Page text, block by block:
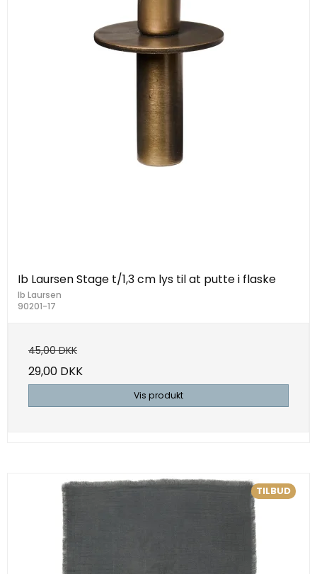
Ib Laursen Stage t/1,3 cm lys til at putte i flaske
Ib Laursen
90201-17
45,00 DKK
29,00 DKK
Vis produkt
TILBUD